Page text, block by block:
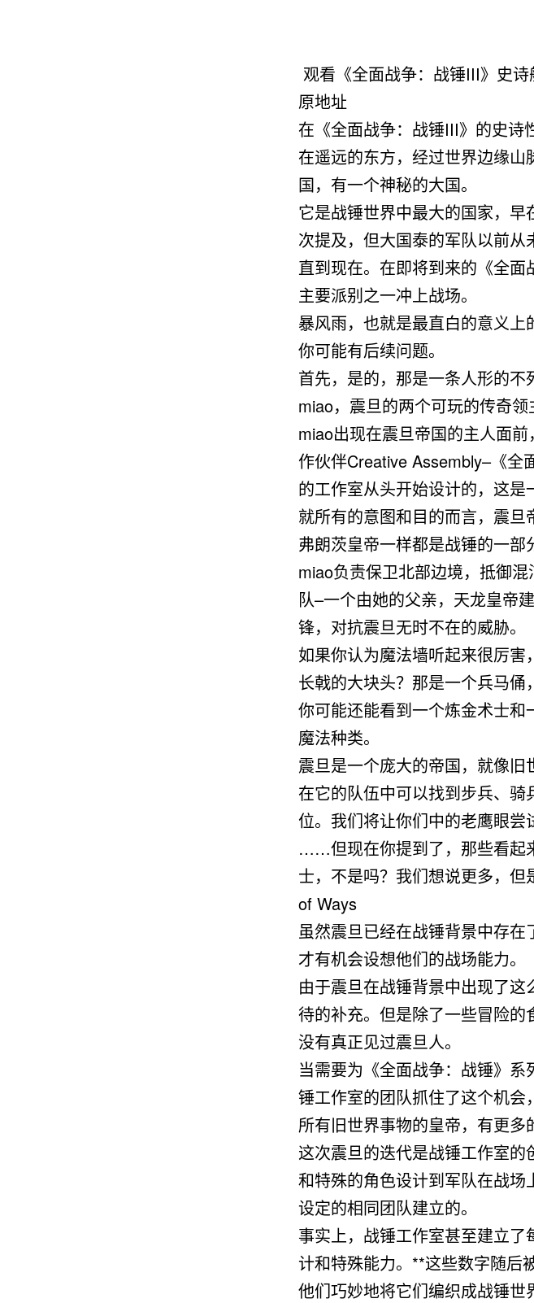
观看《全面战争：战锤III》史
原地址
在《全面战争：战锤III》的史诗
在遥远的东方，经过世界边缘
国，有一个神秘的大国。
它是战锤世界中最大的国家，
次提及，但大国泰的军队以前从
直到现在。在即将到来的《全
主要派别之一冲上战场。
暴风雨，也就是最直白的意义上
你可能有后续问题。
首先，是的，那是一条人形的
miao，震旦的两个可玩的传奇领
miao出现在震旦帝国的主人面
作伙伴Creative Assembly–《全
的工作室从头开始设计的，这是
就所有的意图和目的而言，震
弗朗茨皇帝一样都是战锤的一部
miao负责保卫北部边境，抵御
队–一个由她的父亲，天龙皇帝
锋，对抗震旦无时不在的威胁。
如果你认为魔法墙听起来很厉
长戟的大块头？那是一个兵马俑
你可能还能看到一个炼金术士
魔法种类。
震旦是一个庞大的帝国，就像旧
在它的队伍中可以找到步兵、
位。我们将让你们中的老鹰眼
……但现在你提到了，那些看起
士，不是吗？我们想说更多，但
of Ways
虽然震旦已经在战锤背景中存
才有机会设想他们的战场能力。
由于震旦在战锤背景中出现了
待的补充。但是除了一些冒险
没有真正见过震旦人。
当需要为《全面战争：战锤》
锤工作室的团队抓住了这个机会
所有旧世界事物的皇帝，有更多
这次震旦的迭代是战锤工作室
和特殊的角色设计到军队在战
设定的相同团队建立的。
事实上，战锤工作室甚至建立
计和特殊能力。**这些数字随后
他们巧妙地将它们编织成战锤世